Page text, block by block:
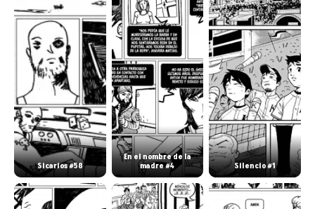
Sicarios #58
En el nombre de la
madre #4
Silencio #1